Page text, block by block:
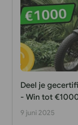
Deel je
- Win tot
9 juni 2025